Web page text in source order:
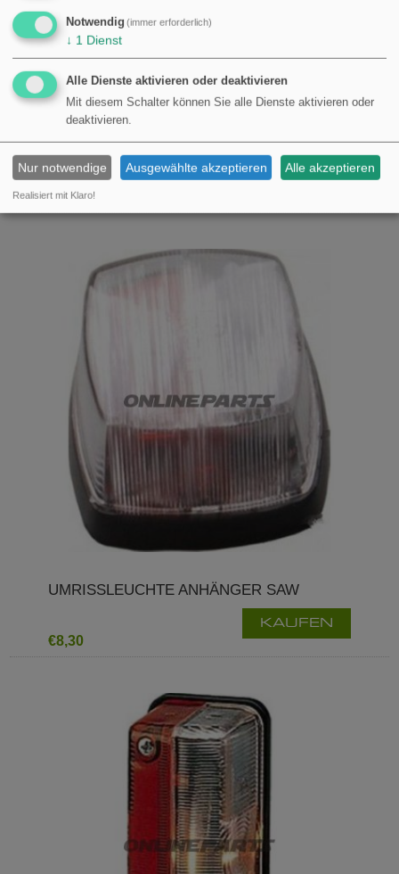
UMRISSLEUCHTE
€7,76
KAUFEN
UMRISSLEUCHTE ANHÄNGER SAW
€8,30
KAUFEN
Notwendig (immer erforderlich)
↓ 1 Dienst
Alle Dienste aktivieren oder deaktivieren
Mit diesem Schalter können Sie alle Dienste aktivieren oder
deaktivieren.
Nur notwendige Ausgewählte akzeptieren Alle akzeptieren
Realisiert mit Klaro!